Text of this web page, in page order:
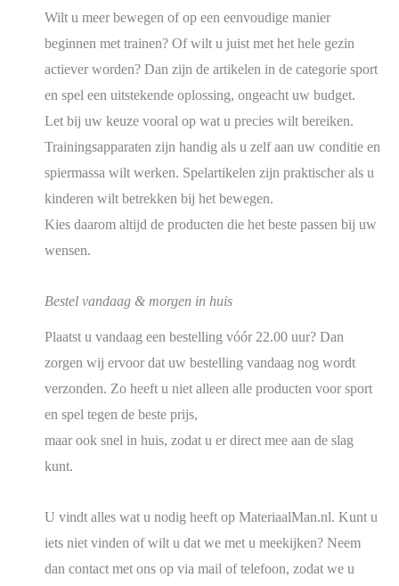
Wilt u meer bewegen of op een eenvoudige manier
beginnen met trainen? Of wilt u juist met het hele gezin
actiever worden? Dan zijn de artikelen in de categorie sport
en spel een uitstekende oplossing, ongeacht uw budget.
Let bij uw keuze vooral op wat u precies wilt bereiken.
Trainingsapparaten zijn handig als u zelf aan uw conditie en
spiermassa wilt werken. Spelartikelen zijn praktischer als u
kinderen wilt betrekken bij het bewegen.
Kies daarom altijd de producten die het beste passen bij uw
wensen.
Bestel vandaag & morgen in huis
Plaatst u vandaag een bestelling vóór 22.00 uur? Dan
zorgen wij ervoor dat uw bestelling vandaag nog wordt
verzonden. Zo heeft u niet alleen alle producten voor sport
en spel tegen de beste prijs,
maar ook snel in huis, zodat u er direct mee aan de slag
kunt.
U vindt alles wat u nodig heeft op MateriaalMan.nl. Kunt u
iets niet vinden of wilt u dat we met u meekijken? Neem
dan contact met ons op via mail of telefoon, zodat we u